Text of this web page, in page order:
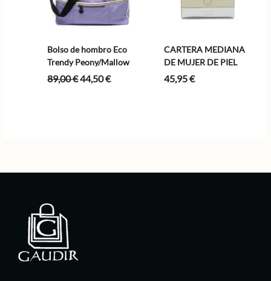
Bolso de hombro Eco
Trendy Peony/Mallow
89,00€El
44,50€El
CARTERA MEDIANA
DE MUJER DE PIEL
45,95€